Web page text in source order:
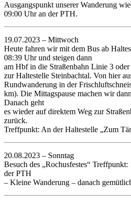
Ausgangspunkt unserer Wanderung
09:00 Uhr an der PTH.
19.07.2023 – Mittwoch
Heute fahren wir mit dem Bus ab
08:39 Uhr und steigen dann
am Hbf in die Straßenbahn Linie 3
zur Haltestelle Steinbachtal. Von hier
Rundwanderung in der
km). Die Mittagspause machen wir
Danach geht
es wieder auf direktem Weg zur
zurück.
Treffpunkt: An der Haltestelle „Zum
20.08.2023 – Sonntag
Besuch des „Rochusfestes“
der PTH
– Kleine Wanderung – danach